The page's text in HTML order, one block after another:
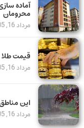
محرومان
مرداد 16, 1405
قیمت طلا امروز
مرداد 16, 1405
این
مرداد 16, 1405